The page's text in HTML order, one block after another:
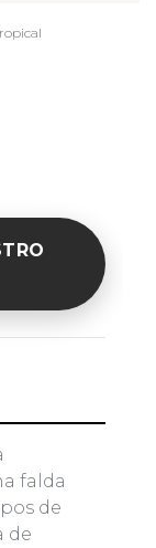
falda
de
de